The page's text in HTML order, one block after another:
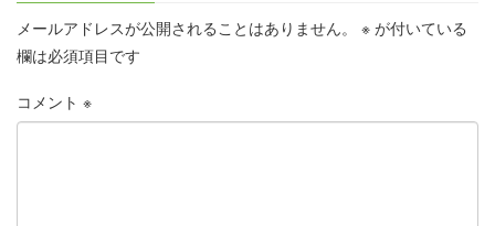
メールアドレスが公開されることはありません。 ※ が付いている
欄は必須項目です
コメント ※